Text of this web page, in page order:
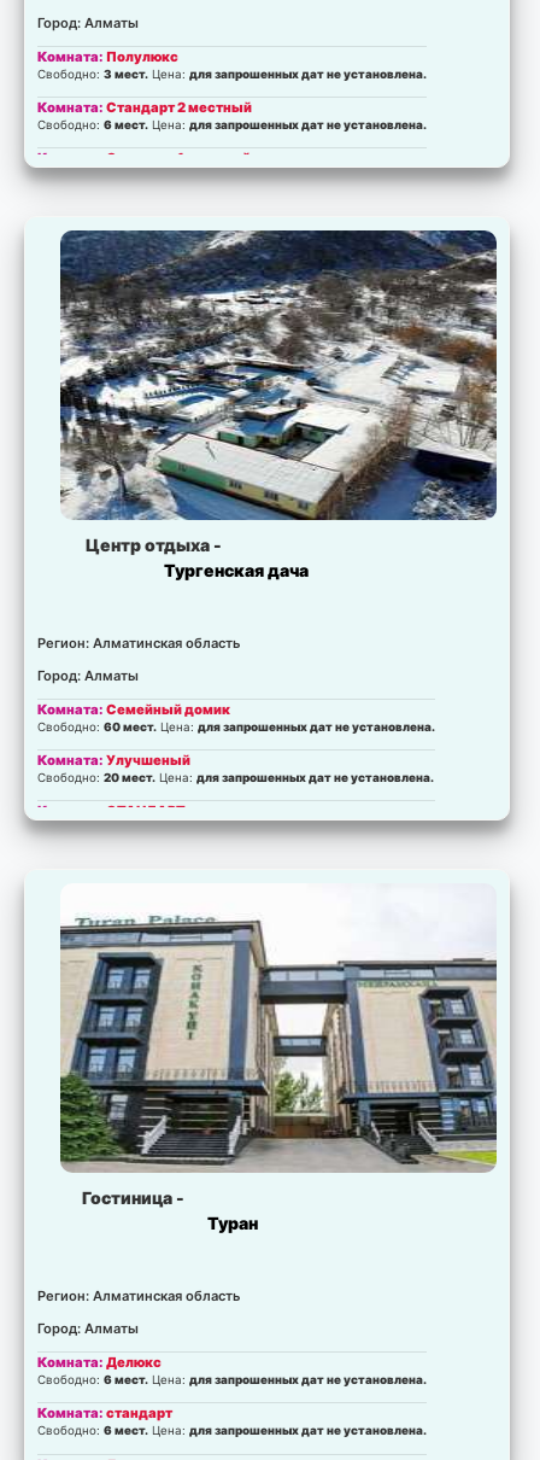
Город: Алматы
Комната:Полулюкс
Свободно:3 мест. Цена:для запрошенных дат не установлена.
Комната:Стандарт 2 местный
Свободно:6 мест. Цена:для запрошенных дат не установлена.
Комната: Стандарт 1 местный
Свободно:3 мест.Цена:для запрошенных дат не установлена.
Центр отдыха -
Тургенская дача
Регион: Алматинская область
Город: Алматы
Комната:Семейный домик
Свободно:60 мест. Цена:для запрошенных дат не установлена.
Комната:Улучшеный
Свободно:20 мест. Цена:для запрошенных дат не установлена.
Комната: СТАНДАРТ
Свободно:20 мест.Цена:для запрошенных дат не установлена.
Гостиница -
Туран
Регион: Алматинская область
Город: Алматы
Комната:Делюкс
Свободно:6 мест. Цена:для запрошенных дат не установлена.
Комната:стандарт
Свободно:6 мест. Цена:для запрошенных дат не установлена.